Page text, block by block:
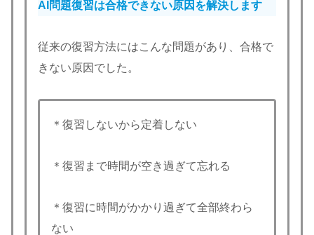
AI問題復習は合格できない原因を解決します
従来の復習方法にはこんな問題があり、合格で
きない原因でした。
＊復習しないから定着しない
＊復習まで時間が空き過ぎて忘れる
＊復習に時間がかかり過ぎて全部終わら
ない